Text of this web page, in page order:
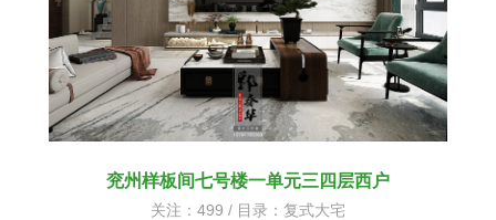
兖州样板间七号楼一单元三四层西户
关注：499 / 目录： 复式大宅